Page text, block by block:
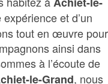
et d’un
tout en œuvre pour
ainsi dans
à l’écoute de
le-Grand, nous